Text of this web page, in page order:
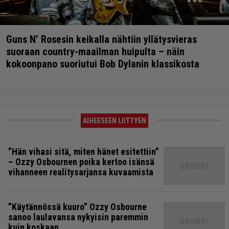
Guns N’ Rosesin keikalla nähtiin yllätysvieras
suoraan country-maailman huipulta – näin
kokoonpano suoriutui Bob Dylanin klassikosta
AIHEESEEN LIITTYEN
”Hän vihasi sitä, miten hänet esitettiin”
– Ozzy Osbournen poika kertoo isänsä
vihanneen realitysarjansa kuvaamista
”Käytännössä kuuro” Ozzy Osbourne
sanoo laulavansa nykyisin paremmin